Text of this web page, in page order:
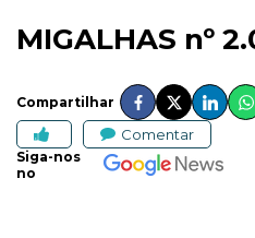
MIGALHAS nº
Compartilhar
Comentar
Siga-nos
no